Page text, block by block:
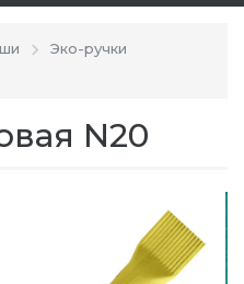
Эко-ручки
N20